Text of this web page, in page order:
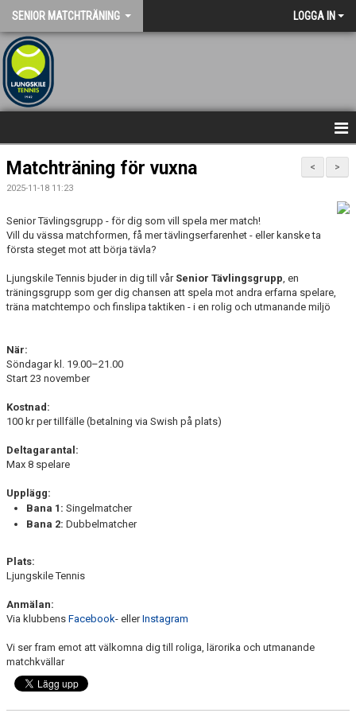
SENIOR MATCHTRÄNING LOGGA IN
HEM
NYHETER
>
<
Matchträning för vuxna
2025-11-18 11:23
Senior Tävlingsgrupp - för dig som vill spela mer match!
Vill du vässa matchformen, få mer tävlingserfarenhet - eller kanske ta
första steget mot att börja tävla?
Ljungskile Tennis bjuder in dig till vår Senior Tävlingsgrupp, en
träningsgrupp som ger dig chansen att spela mot andra erfarna spelare,
träna matchtempo och finslipa taktiken - i en rolig och utmanande miljö
När:
Söndagar kl. 19.00–21.00
Start 23 november
Kostnad:
100 kr per tillfälle (betalning via Swish på plats)
Deltagarantal:
Max 8 spelare
Upplägg:
Bana 1: Singelmatcher
Bana 2: Dubbelmatcher
Plats:
Ljungskile Tennis
Anmälan:
Via klubbens Facebook- ellerInstagram
Vi ser fram emot att välkomna dig till roliga, lärorika och utmanande
matchkvällar